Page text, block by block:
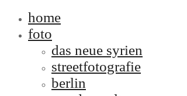
home
foto
das neue syrien
streetfotografie
berlin